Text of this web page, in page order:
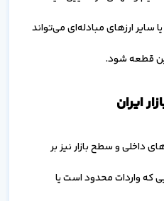
سایر ارزهای مبادله‌ای می‌تواند
قطعه شود.
داخلی و سطح بازار نیز بر
که واردات محدود است یا